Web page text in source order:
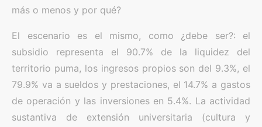
más o menos y por qué?
El escenario es el mismo, como ¿debe ser?: el
subsidio representa el 90.7% de la liquidez del
territorio puma, los ingresos propios son del 9.3%, el
79.9% va a sueldos y prestaciones, el 14.7% a gastos
de operación y las inversiones en 5.4%. La actividad
sustantiva de extensión universitaria (cultura y